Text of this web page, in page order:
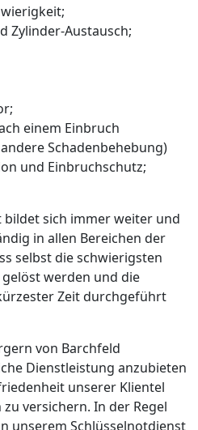
Zylinder-Austausch;
einem Einbruch
Schadenbehebung)
und Einbruchschutz;
bildet sich immer weiter und
in allen Bereichen der
selbst die schwierigsten
werden und die
Zeit durchgeführt
von Barchfeld
Dienstleistung anzubieten
unserer Klientel
versichern. In der Regel
unserem Schlüsselnotdienst